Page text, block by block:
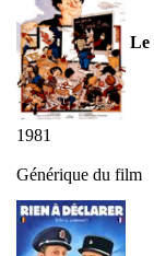
Le
1981
Générique du film